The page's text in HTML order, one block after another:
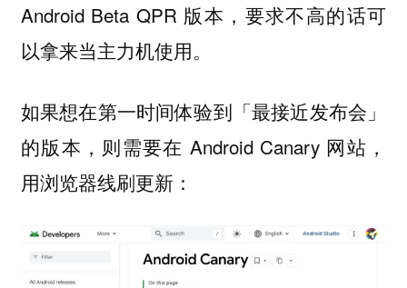
Android Beta QPR 版本，要求不高的话可
以拿来当主力机使用。
如果想在第一时间体验到「最接近发布会」
的版本，则需要在 Android Canary 网站，
用浏览器线刷更新：